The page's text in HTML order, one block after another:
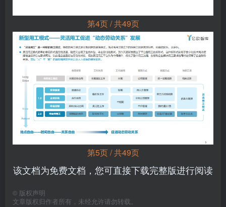
第4页 / 共49页
第5页 / 共49页
该文档为免费文档，您可直接下载完整版进行阅读
© 版权声明
文章版权归作者所有，未经允许请勿转载。